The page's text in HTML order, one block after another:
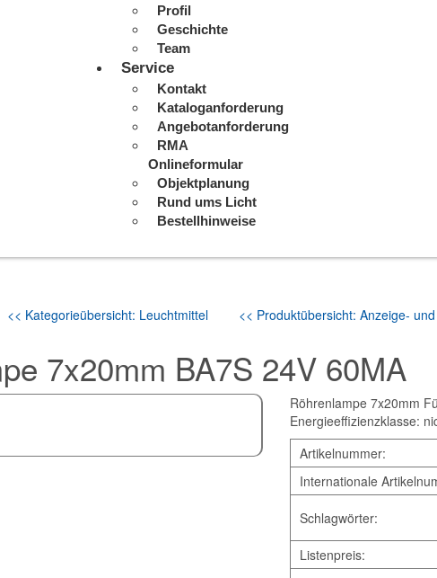
Profil
Geschichte
Team
Service
Kontakt
Kataloganforderung
Angebotanforderung
RMA
Onlineformular
Objektplanung
Rund ums Licht
Bestellhinweise
<< Kategorieübersicht: Leuchtmittel << Produktübersicht: Anzeige-
7x20mm BA7S 24V 60MA
Röhrenlampe 7x20mm
Energieeffizienzklasse:
Artikelnummer:
Internationale
Schlagwörter:
Listenpreis: